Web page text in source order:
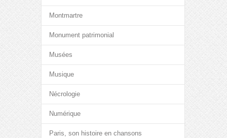
Montmartre
Monument patrimonial
Musées
Musique
Nécrologie
Numérique
Paris, son histoire en chansons